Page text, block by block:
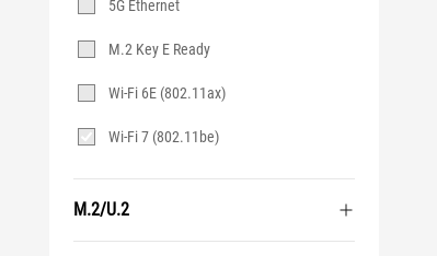
5G Ethernet
M.2 Key E Ready
Wi-Fi 6E (802.11ax)
Wi-Fi 7 (802.11be)
M.2/U.2